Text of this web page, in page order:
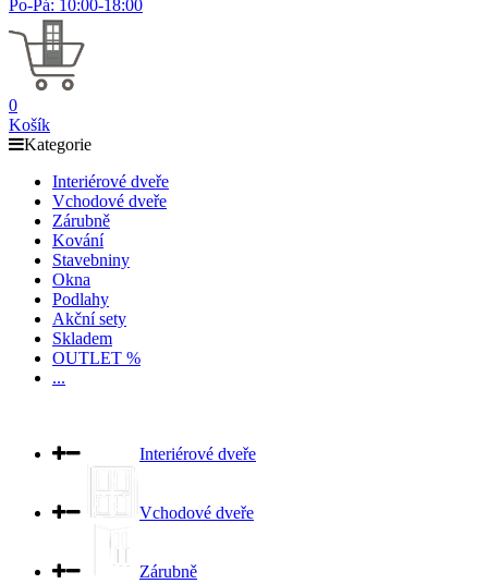
Po-Pá: 10:00-18:00
0
Košík
Kategorie
Interiérové dveře
Vchodové dveře
Zárubně
Kování
Stavebniny
Okna
Podlahy
Akční sety
Skladem
OUTLET %
...
Interiérové dveře
Vchodové dveře
Zárubně